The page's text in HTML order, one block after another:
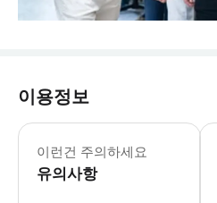
이용정보
이런건 주의하세요
유의사항